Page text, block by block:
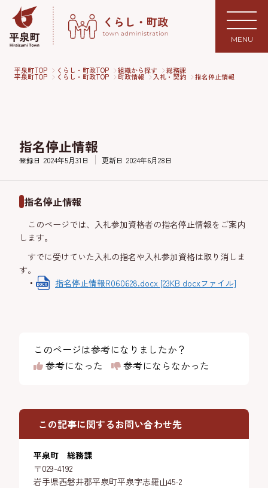
MENU
平泉町TOP くらし・町政TOP 組織から探す 総務課
平泉町TOP くらし・町政TOP 町政情報 入札・契約 指名停止情報
指名停止情報
登録日 2024年5月31日 更新日 2024年6月28日
指名停止情報
このページでは、入札参加資格者の指名停止情報をご案内
します。
すでに受けていた入札の指名や入札参加資格は取り消しま
す。
指名停止情報R060628.docx [23KB docxファイル]
このページは参考になりましたか？
参考になった
参考にならなかった
この記事に関するお問い合わせ先
平泉町 総務課
〒029-4192
岩手県西磐井郡平泉町平泉字志羅山45-2